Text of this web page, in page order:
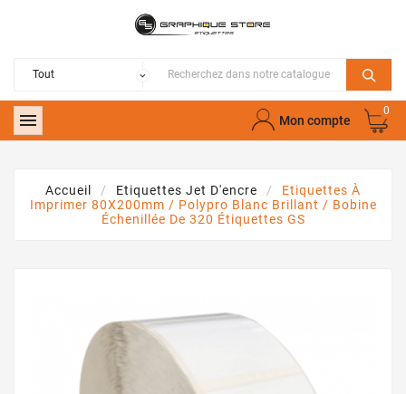
 Mon compte
0
Accueil Etiquettes Jet D'encre
Etiquettes À
Imprimer 80X200mm / Polypro Blanc Brillant / Bobine
Échenillée De 320 Étiquettes GS